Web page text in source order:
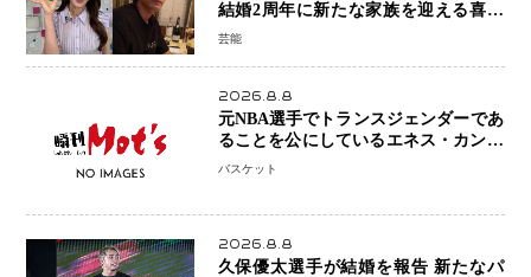
結婚2周年に新たな家族を迎える喜び
を報告 夫・岸田タツヤさんと連名
芸能
2026.8.8
元NBA選手でトランスジェンダーであ
ることを公にしているエネス・カンタ
ーがWNBAドラフト参戦を表明「参加
バスケット
2026.8.8
久保優太選手が結婚を報告 新たなパ